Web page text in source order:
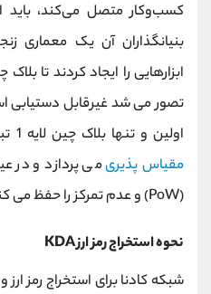
کسب‌وکار متصل می‌کند، باید
بنیانگذاران آن یک معماری
ابزارهایی را ایجاد کردند تا
اولین و تنها بلاک چین لایه 1 تبدیل شود که به طور دائم به
مقیاس پذیریمی پردازد و در
(PoW) و عدم تمرکز را حفظ می کند.
نحوه استخراج رمز ارز KDA
شبکه کادنا برای استخراج رمز ارز